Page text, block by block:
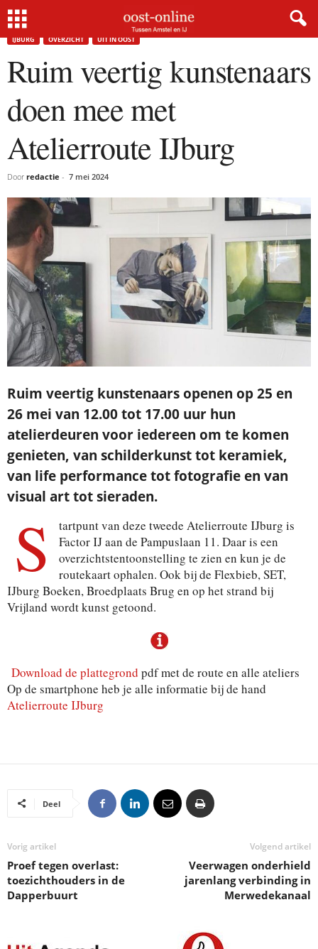
Home Ruim veertig kunstenaars doen mee met Atelierroute IJburg
IJBURG OVERZICHT UIT IN OOST
Ruim veertig kunstenaars
doen mee met
Atelierroute IJburg
Door redactie - 7 mei 2024
Ruim veertig kunstenaars openen op 25 en
26 mei van 12.00 tot 17.00 uur hun
atelierdeuren voor iedereen om te komen
genieten, van schilderkunst tot keramiek,
van life performance tot fotografie en van
visual art tot sieraden.
S
tartpunt van deze tweede Atelierroute IJburg is
Factor IJ aan de Pampuslaan 11. Daar is een
overzichtstentoonstelling te zien en kun je de
routekaart ophalen. Ook bij de Flexbieb, SET,
IJburg Boeken, Broedplaats Brug en op het strand bij
Vrijland wordt kunst getoond.
Download de plattegrond pdf met de route en alle ateliers
Op de smartphone heb je alle informatie bij de hand
Atelierroute IJburg
Deel
Vorig artikel
Proef tegen overlast:
toezichthouders in de
Dapperbuurt
Volgend artikel
Veerwagen onderhield
jarenlang verbinding in
Merwedekanaal